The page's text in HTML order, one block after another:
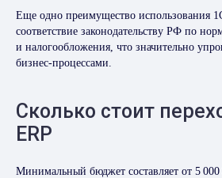
Еще одно преимущество использования
соответствие законодательству РФ по
и налогообложения, что значительно
бизнес-процессами.
Сколько стоит
ERP
Минимальный бюджет составляет от 5 000